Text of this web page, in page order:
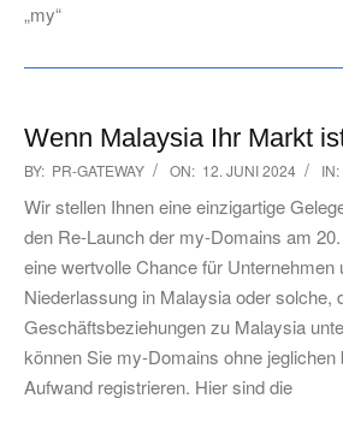
„my“
Wenn Malaysia Ihr Markt
2024-
06-
12
BY: PR-GATEWAY ON: 12. JUNI 2024 IN:
Wir stellen Ihnen eine einzigartige
den Re-Launch der my-Domains am
eine wertvolle Chance für Unternehmen
Niederlassung in Malaysia oder solche,
Geschäftsbeziehungen zu Malaysia
können Sie my-Domains ohne
Aufwand registrieren. Hier sind die